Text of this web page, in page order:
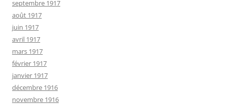
septembre 1917
août 1917
juin 1917
avril 1917
mars 1917
février 1917
janvier 1917
décembre 1916
novembre 1916